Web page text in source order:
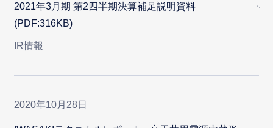
2021年3月期 第2四半期決算補足説明資料
(PDF:316KB)
IR情報
2020年10月28日